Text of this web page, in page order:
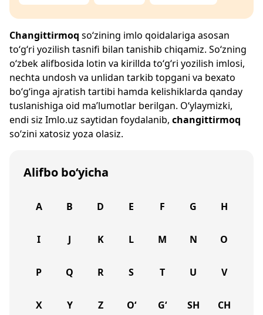
Changittirmoq so‘zining imlo qoidalariga asosan
to‘g‘ri yozilish tasnifi bilan tanishib chiqamiz. So‘zning
o‘zbek alifbosida lotin va kirillda to‘g‘ri yozilish imlosi,
nechta undosh va unlidan tarkib topgani va bexato
bo‘g‘inga ajratish tartibi hamda kelishiklarda qanday
tuslanishiga oid ma’lumotlar berilgan. O‘ylaymizki,
endi siz Imlo.uz saytidan foydalanib, changittirmoq
so‘zini xatosiz yoza olasiz.
Alifbo bo‘yicha
A B D E F G H
I J K L M N O
P Q R S T U V
X Y Z O‘ G‘ SH CH